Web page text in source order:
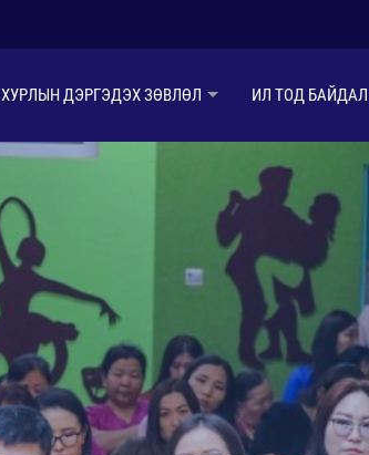
ХУРЛЫН ДЭРГЭДЭХ ЗӨВЛӨЛ ИЛ ТОД БАЙДАЛ